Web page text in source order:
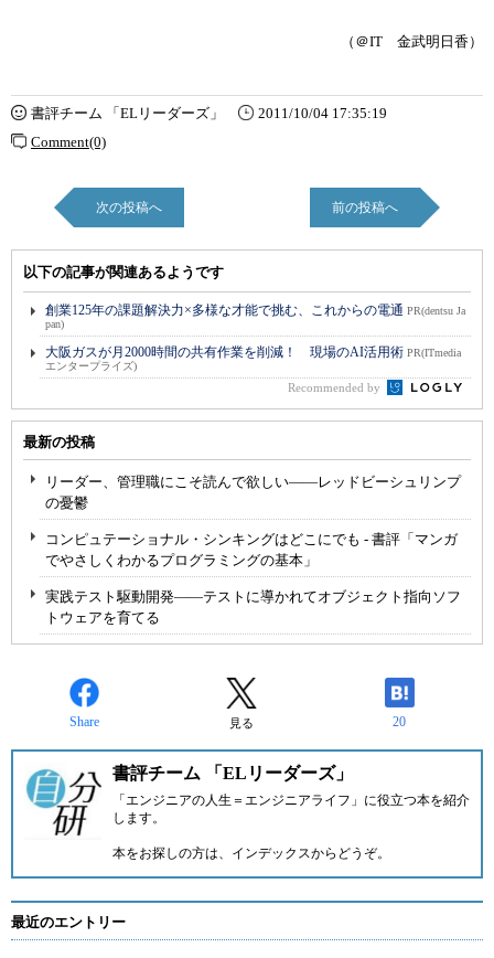
（＠IT 金武明日香）
書評チーム 「ELリーダーズ」
2011/10/04 17:35:19
Comment(0)
次の投稿へ 前の投稿へ
以下の記事が関連あるようです
創業125年の課題解決力×多様な才能で挑む、これからの電通 PR(dentsu Ja
pan)
大阪ガスが月2000時間の共有作業を削減！ 現場のAI活用術 PR(ITmedia
エンタープライズ)
Recommended by
最新の投稿
リーダー、管理職にこそ読んで欲しい――レッドビーシュリンプ
の憂鬱
コンピュテーショナル・シンキングはどこにでも - 書評「マンガ
でやさしくわかるプログラミングの基本」
実践テスト駆動開発――テストに導かれてオブジェクト指向ソフ
トウェアを育てる
Share 見る 20
書評チーム 「ELリーダーズ」
「エンジニアの人生＝エンジニアライフ」に役立つ本を紹介
します。
本をお探しの方は、 インデックスからどうぞ。
最近のエントリー